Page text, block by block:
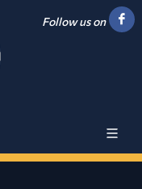
Follow us on